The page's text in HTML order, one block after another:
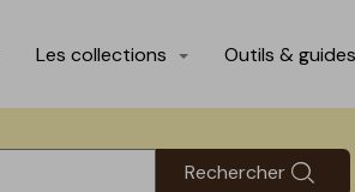
Les collections Outils & guides
Rechercher